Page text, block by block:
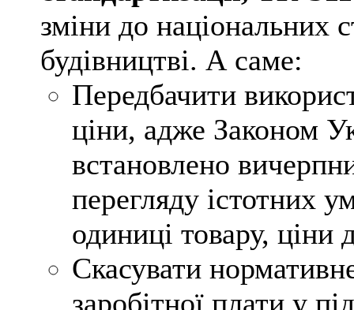
зміни до національних
будівництві. А саме:
Передбачити
ціни, адже Законом
встановлено
перегляду істотних
одиниці товару, ціни
Скасувати
заробітної плати у